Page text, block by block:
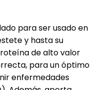
para ser usado en
y hasta su
de alto valor
para un óptimo
enfermedades